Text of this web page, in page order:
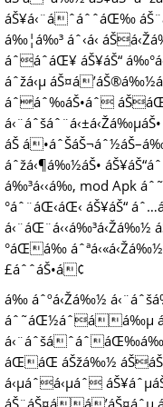
áŠ¥á‹¨áˆáˆˆáŒ‰
á‰¦á‰³ áˆ‹á‹­
áˆáˆ­áŒ¥ áŠ¥áŠ“
áˆžá‹µ
áˆáˆ‰áŠ•áˆ
áŠ
áˆžá‹¶á‰½áŠ•
á‰³á‹‹á‰‚ mod Apk
°áˆ¨áŒ‹áŒ‹ áŠ¥áŠ“
á‹¨áŒ¨á‹‹á‰³á‹Žá‰½
°áŒá‰
£áˆˆáŠ•á¢
á‰ áˆºá‹Žá‰½
áˆ˜áŒ½áˆáá‰µ áŠ
áŒáŒ áŠžá‰½
á‹µáˆá‹µáˆ
áŠ¨áŠ¤áá’áŠ¤áˆµ